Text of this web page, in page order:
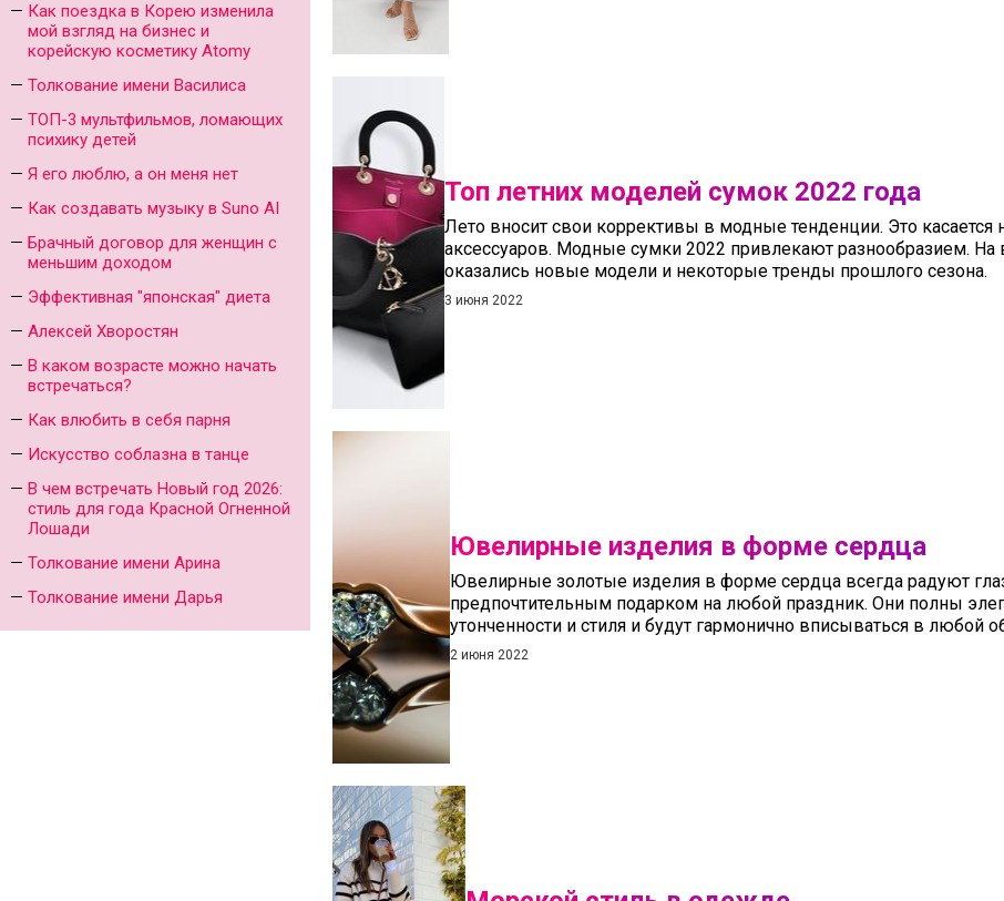
Как поездка в Корею изменила
мой взгляд на бизнес и
корейскую косметику Atomy
Толкование имени Василиса
ТОП-3 мультфильмов, ломающих
психику детей
Я его люблю, а он меня нет
Как создавать музыку в Suno AI
Брачный договор для женщин с
меньшим доходом
Эффективная "японская" диета
Алексей Хворостян
В каком возрасте можно начать
встречаться?
Как влюбить в себя парня
Искусство соблазна в танце
В чем встречать Новый год 2026:
стиль для года Красной Огненной
Лошади
Толкование имени Арина
Толкование имени Дарья
Топ летних моделей сумок 2022 года
Лето вносит свои коррективы в модные тенденции. Это
аксессуаров. Модные сумки 2022 привлекают разнообразием. На
оказались новые модели и некоторые тренды прошлого сезона.
3 июня 2022
Ювелирные изделия в форме сердца
Ювелирные золотые изделия в форме сердца всегда радуют
предпочтительным подарком на любой праздник. Они полны
утонченности и стиля и будут гармонично вписываться в любой
2 июня 2022